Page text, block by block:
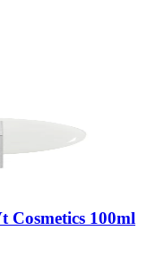
Cosmetics 100ml